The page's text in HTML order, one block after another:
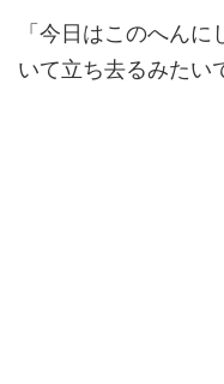
「今日はこのへん
いて立ち去るみたい